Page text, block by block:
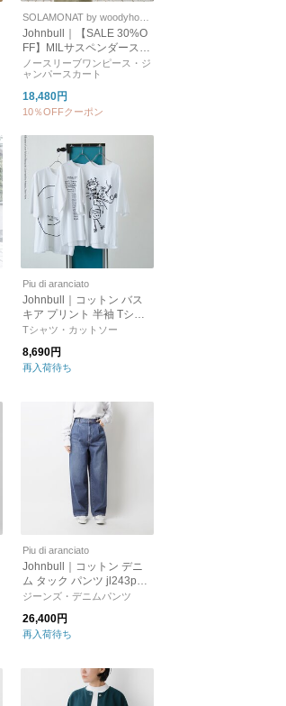
Johnbull｜【SALE 30%O
FF】MILサスペンダースカ
ート レディース ボトムス
オーバーオール サロペッ
ト jl261k01
ノースリーブワンピース・ジ
ャンパースカート
18,480円
10％OFFクーポン
Piu di aranciato
Johnbull｜コットン バス
キア プリント 半袖 Tシャ
ツ jt242c11-14-16-mn
Tシャツ・カットソー
8,690円
再入荷待ち
Piu di aranciato
Johnbull｜コットン デニ
ム タック パンツ jl243p23
-yo
ジーンズ・デニムパンツ
26,400円
再入荷待ち